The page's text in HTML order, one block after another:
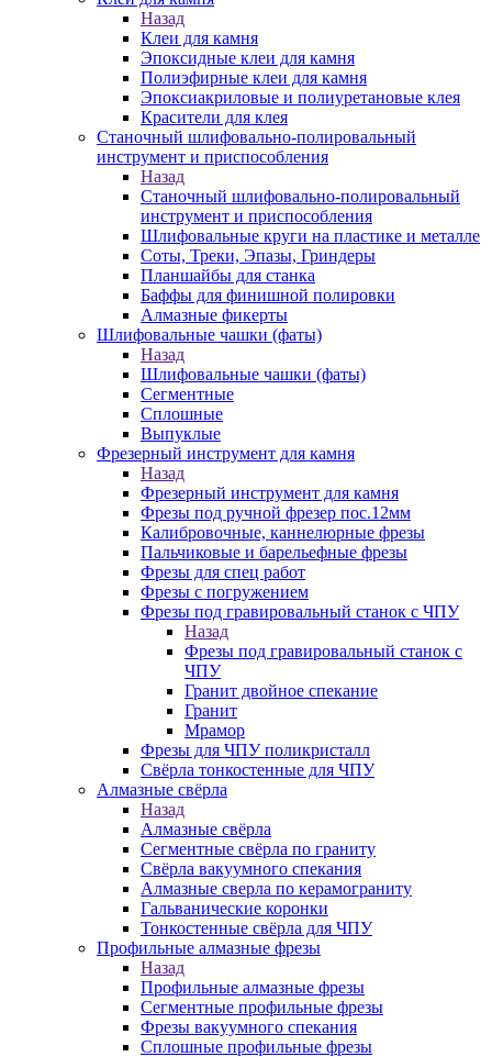
Назад
Клеи для камня
Эпоксидные клеи для камня
Полиэфирные клеи для камня
Эпоксиакриловые и полиуретановые клея
Красители для клея
Станочный шлифовально-полировальный
инструмент и приспособления
Назад
Станочный шлифовально-полировальный
инструмент и приспособления
Шлифовальные круги на пластике и металле
Соты, Треки, Эпазы, Гриндеры
Планшайбы для станка
Баффы для финишной полировки
Алмазные фикерты
Шлифовальные чашки (фаты)
Назад
Шлифовальные чашки (фаты)
Сегментные
Сплошные
Выпуклые
Фрезерный инструмент для камня
Назад
Фрезерный инструмент для камня
Фрезы под ручной фрезер пос.12мм
Калибровочные, каннелюрные фрезы
Пальчиковые и барельефные фрезы
Фрезы для спец работ
Фрезы с погружением
Фрезы под гравировальный станок с ЧПУ
Назад
Фрезы под гравировальный станок с
ЧПУ
Гранит двойное спекание
Гранит
Мрамор
Фрезы для ЧПУ поликристалл
Свёрла тонкостенные для ЧПУ
Алмазные свёрла
Назад
Алмазные свёрла
Сегментные свёрла по граниту
Свёрла вакуумного спекания
Алмазные сверла по керамограниту
Гальванические коронки
Тонкостенные свёрла для ЧПУ
Профильные алмазные фрезы
Назад
Профильные алмазные фрезы
Сегментные профильные фрезы
Фрезы вакуумного спекания
Сплошные профильные фрезы